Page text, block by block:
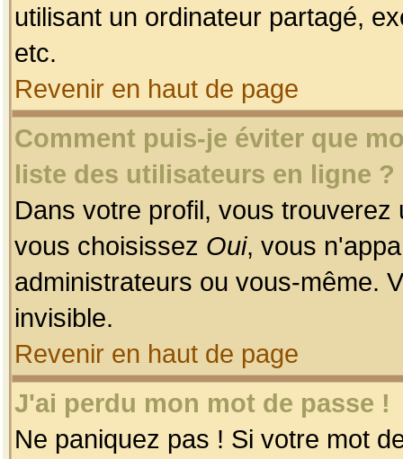
utilisant un ordinateur partagé,
etc.
Revenir en haut de page
Comment puis-je éviter que
liste des utilisateurs en ligne ?
Dans votre profil, vous
vous choisissez Oui, vous
administrateurs ou vous-même.
invisible.
Revenir en haut de page
J'ai perdu mon mot de passe !
Ne paniquez pas ! Si votre mot